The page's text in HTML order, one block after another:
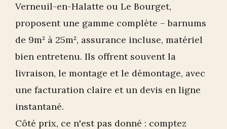
Verneuil-en-Halatte ou Le Bourget,
proposent une gamme complète – barnums
de 9m² à 25m², assurance incluse, matériel
bien entretenu. Ils offrent souvent la
livraison, le montage et le démontage, avec
une facturation claire et un devis en ligne
instantané.
Côté prix, ce n'est pas donné : comptez